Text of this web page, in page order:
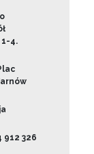
4.
912 326